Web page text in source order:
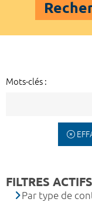
Mots-clés :
FILTRES ACTIFS
Par type de